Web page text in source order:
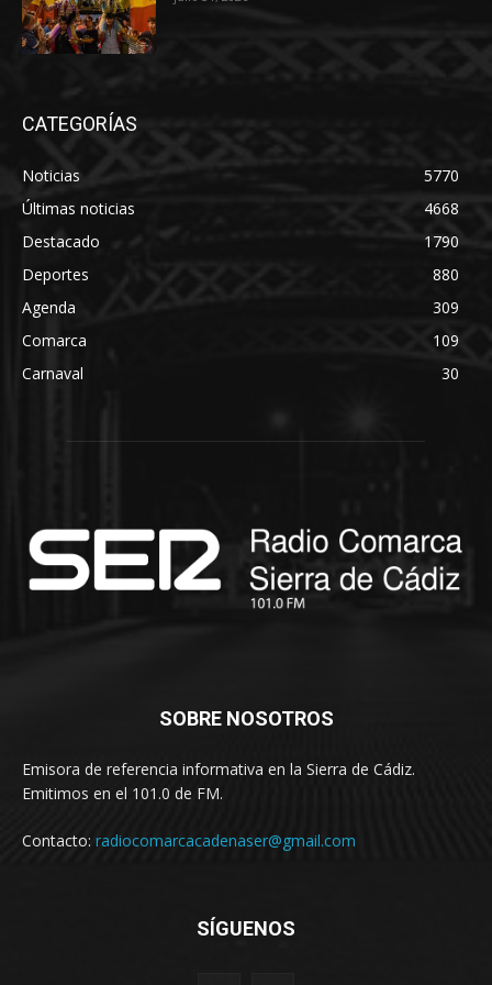
CATEGORÍAS
Noticias
5770
Últimas noticias
4668
Destacado
1790
Deportes
880
Agenda
309
Comarca
109
Carnaval
30
SOBRE NOSOTROS
Emisora de referencia informativa en la Sierra de Cádiz.
Emitimos en el 101.0 de FM.
Contacto: radiocomarcacadenaser@gmail.com
SÍGUENOS